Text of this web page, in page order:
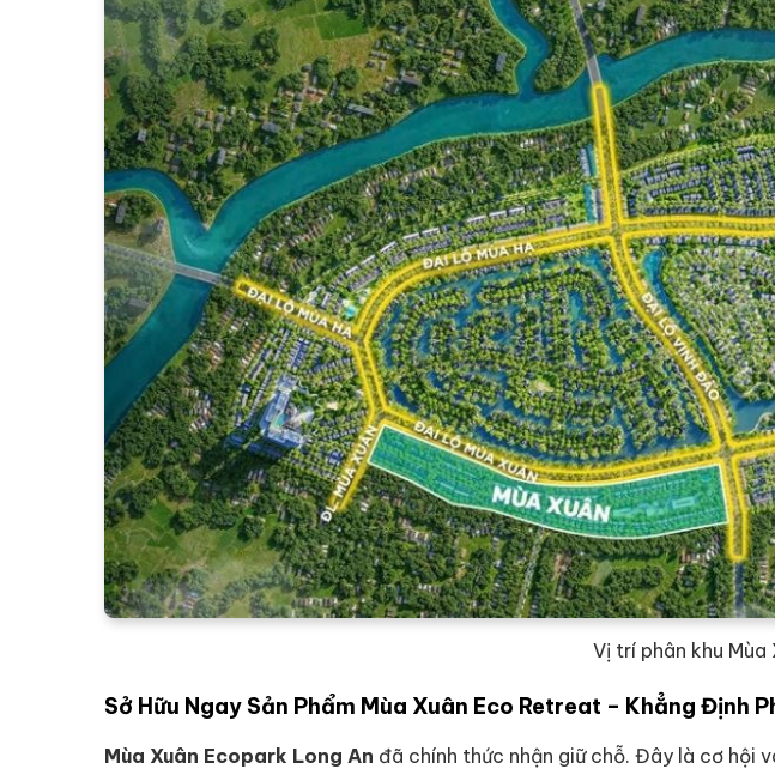
Vị trí phân khu
Sở Hữu Ngay Sản Phẩm Mùa Xuân Eco Retreat – Khẳng Định
Mùa Xuân Ecopark Long An đã chính thức nhận giữ chỗ. Đây là cơ hội